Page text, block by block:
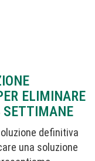
ELIMINARE
SETTIMANE
definitiva
una soluzione